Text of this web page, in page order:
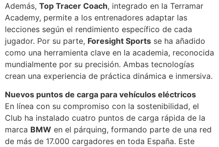
Además, Top Tracer Coach, integrado en la Terramar
Academy, permite a los entrenadores adaptar las
lecciones según el rendimiento específico de cada
jugador. Por su parte, Foresight Sports se ha añadido
como una herramienta clave en la academia, reconocida
mundialmente por su precisión. Ambas tecnologías
crean una experiencia de práctica dinámica e inmersiva.
Nuevos puntos de carga para vehículos eléctricos
En línea con su compromiso con la sostenibilidad, el
Club ha instalado cuatro puntos de carga rápida de la
marca BMW en el párquing, formando parte de una red
de más de 17.000 cargadores en toda España. Este